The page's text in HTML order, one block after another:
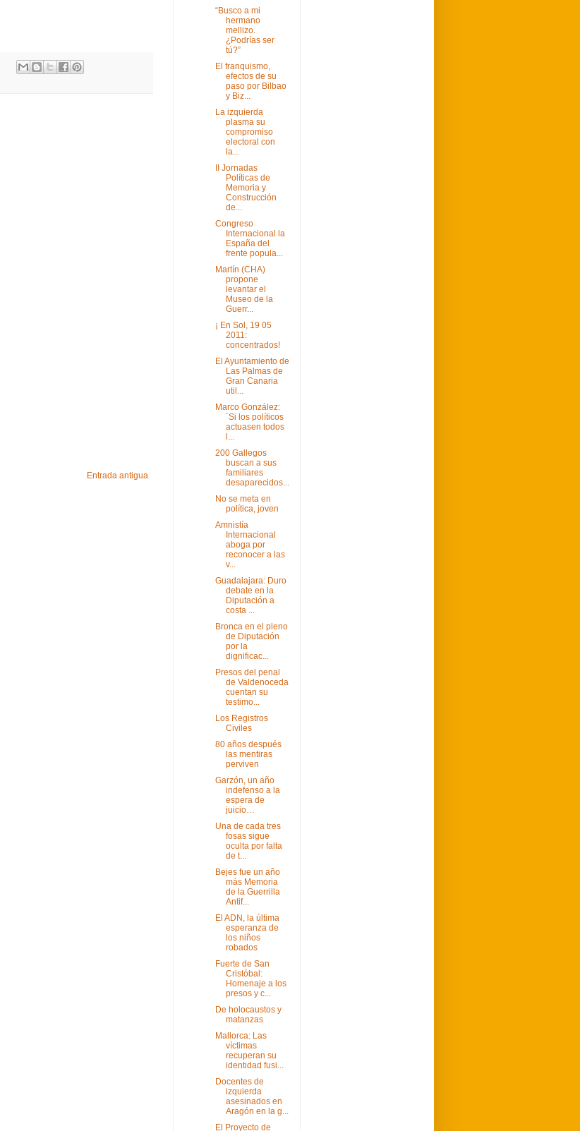
Entrada antigua
“Busco a mi
hermano
mellizo.
¿Podrías ser
tú?”
El franquismo,
efectos de su
paso por Bilbao
y Biz...
La izquierda
plasma su
compromiso
electoral con
la...
II Jornadas
Políticas de
Memoria y
Construcción
de...
Congreso
Internacional la
España del
frente popula...
Martín (CHA)
propone
levantar el
Museo de la
Guerr...
¡ En Sol, 19 05
2011:
concentrados!
El Ayuntamiento de
Las Palmas de
Gran Canaria
util...
Marco González:
´Si los políticos
actuasen todos
l...
200 Gallegos
buscan a sus
familiares
desaparecidos...
No se meta en
política, joven
Amnistía
Internacional
aboga por
reconocer a las
v...
Guadalajara: Duro
debate en la
Diputación a
costa ...
Bronca en el pleno
de Diputación
por la
dignificac...
Presos del penal
de Valdenoceda
cuentan su
testimo...
Los Registros
Civiles
80 años después
las mentiras
perviven
Garzón, un año
indefenso a la
espera de
juicio…
Una de cada tres
fosas sigue
oculta por falta
de t...
Bejes fue un año
más Memoria
de la Guerrilla
Antif...
El ADN, la última
esperanza de
los niños
robados
Fuerte de San
Cristóbal:
Homenaje a los
presos y c...
De holocaustos y
matanzas
Mallorca: Las
víctimas
recuperan su
identidad fusi...
Docentes de
izquierda
asesinados en
Aragón en la g...
El Proyecto de